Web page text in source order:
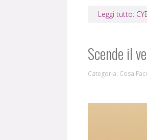
Leggi tutto:
Scende il
Categoria: Cosa